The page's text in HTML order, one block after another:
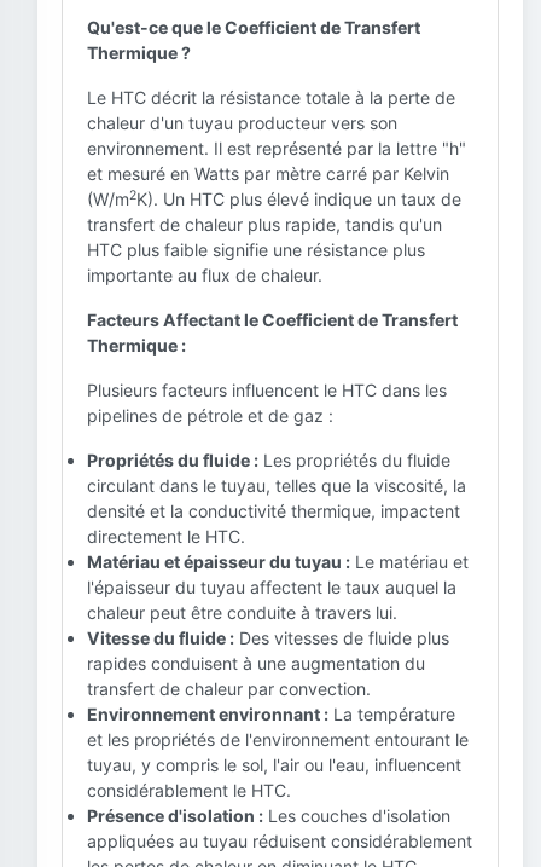
Qu'est-ce que le Coefficient de Transfert
Thermique ?
Le HTC décrit la résistance totale à la perte de
chaleur d'un tuyau producteur vers son
environnement. Il est représenté par la lettre "h"
et mesuré en Watts par mètre carré par Kelvin
(W/m2K). Un HTC plus élevé indique un taux de
transfert de chaleur plus rapide, tandis qu'un
HTC plus faible signifie une résistance plus
importante au flux de chaleur.
Facteurs Affectant le Coefficient de Transfert
Thermique :
Plusieurs facteurs influencent le HTC dans les
pipelines de pétrole et de gaz :
Propriétés du fluide : Les propriétés du fluide
circulant dans le tuyau, telles que la viscosité, la
densité et la conductivité thermique, impactent
directement le HTC.
Matériau et épaisseur du tuyau : Le matériau et
l'épaisseur du tuyau affectent le taux auquel la
chaleur peut être conduite à travers lui.
Vitesse du fluide : Des vitesses de fluide plus
rapides conduisent à une augmentation du
transfert de chaleur par convection.
Environnement environnant : La température
et les propriétés de l'environnement entourant le
tuyau, y compris le sol, l'air ou l'eau, influencent
considérablement le HTC.
Présence d'isolation : Les couches d'isolation
appliquées au tuyau réduisent considérablement